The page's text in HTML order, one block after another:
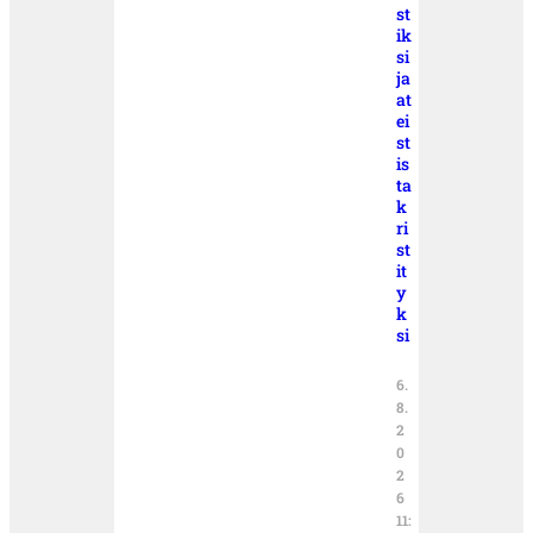
st
ik
si
ja
at
ei
st
is
ta
k
ri
st
it
y
k
si
6.
8.
2
0
2
6
11: